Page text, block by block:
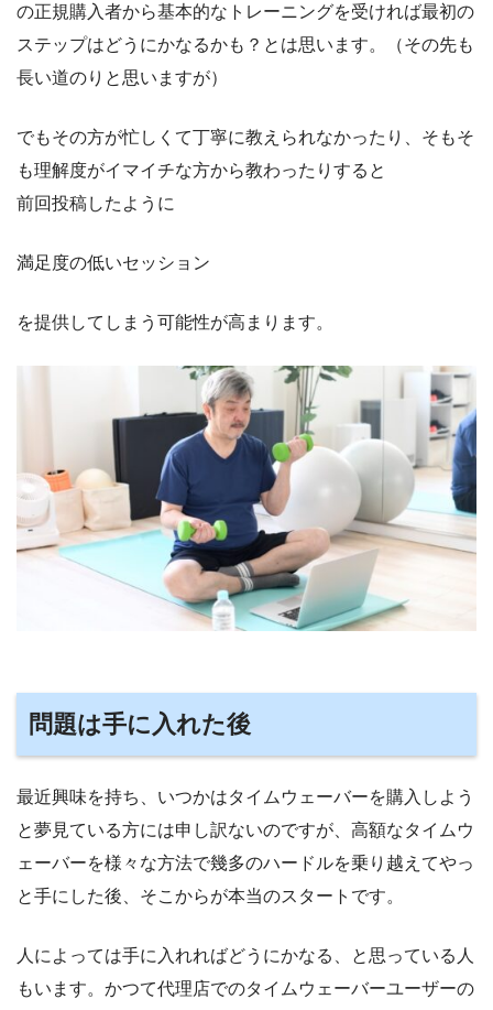
の正規購入者から基本的なトレーニングを受ければ最初の
ステップはどうにかなるかも？とは思います。（その先も
長い道のりと思いますが）
でもその方が忙しくて丁寧に教えられなかったり、そもそ
も理解度がイマイチな方から教わったりすると
前回投稿したように
満足度の低いセッション
を提供してしまう可能性が高まります。
問題は手に入れた後
最近興味を持ち、いつかはタイムウェーバーを購入しよう
と夢見ている方には申し訳ないのですが、高額なタイムウ
ェーバーを様々な方法で幾多のハードルを乗り越えてやっ
と手にした後、そこからが本当のスタートです。
人によっては手に入れればどうにかなる、と思っている人
もいます。かつて代理店でのタイムウェーバーユーザーの